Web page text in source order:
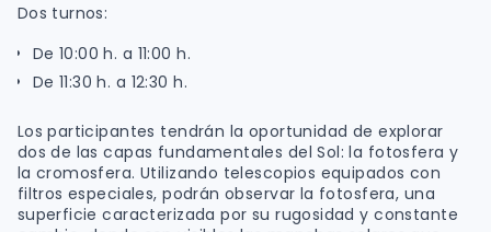
Dos turnos:
De 10:00 h. a 11:00 h.
De 11:30 h. a 12:30 h.
Los participantes tendrán la oportunidad de explorar
dos de las capas fundamentales del Sol: la fotosfera y
la cromosfera. Utilizando telescopios equipados con
filtros especiales, podrán observar la fotosfera, una
superficie caracterizada por su rugosidad y constante